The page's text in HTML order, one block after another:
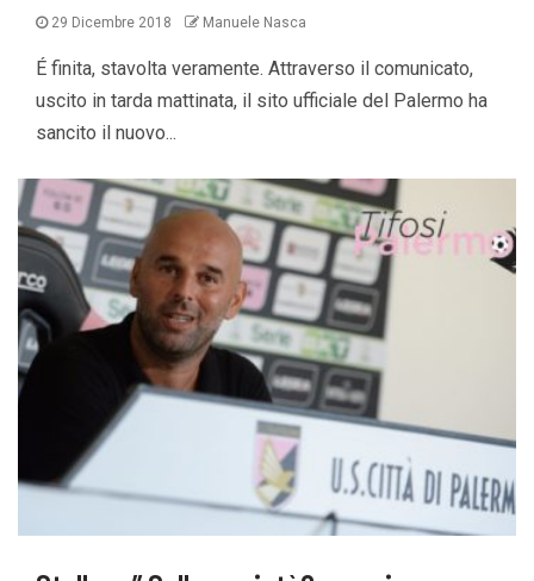
29 Dicembre 2018 Manuele Nasca
É finita, stavolta veramente. Attraverso il comunicato,
uscito in tarda mattinata, il sito ufficiale del Palermo ha
sancito il nuovo...